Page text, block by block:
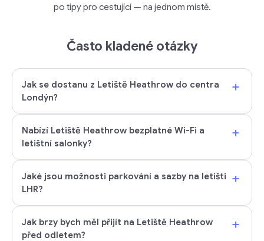
po tipy pro cestující — na jednom místě.
Často kladené otázky
Jak se dostanu z Letiště Heathrow do centra
Londýn?
+
Nabízí Letiště Heathrow bezplatné Wi-Fi a
letištní salonky?
+
Jaké jsou možnosti parkování a sazby na letišti
LHR?
+
Jak brzy bych měl přijít na Letiště Heathrow
před odletem?
+